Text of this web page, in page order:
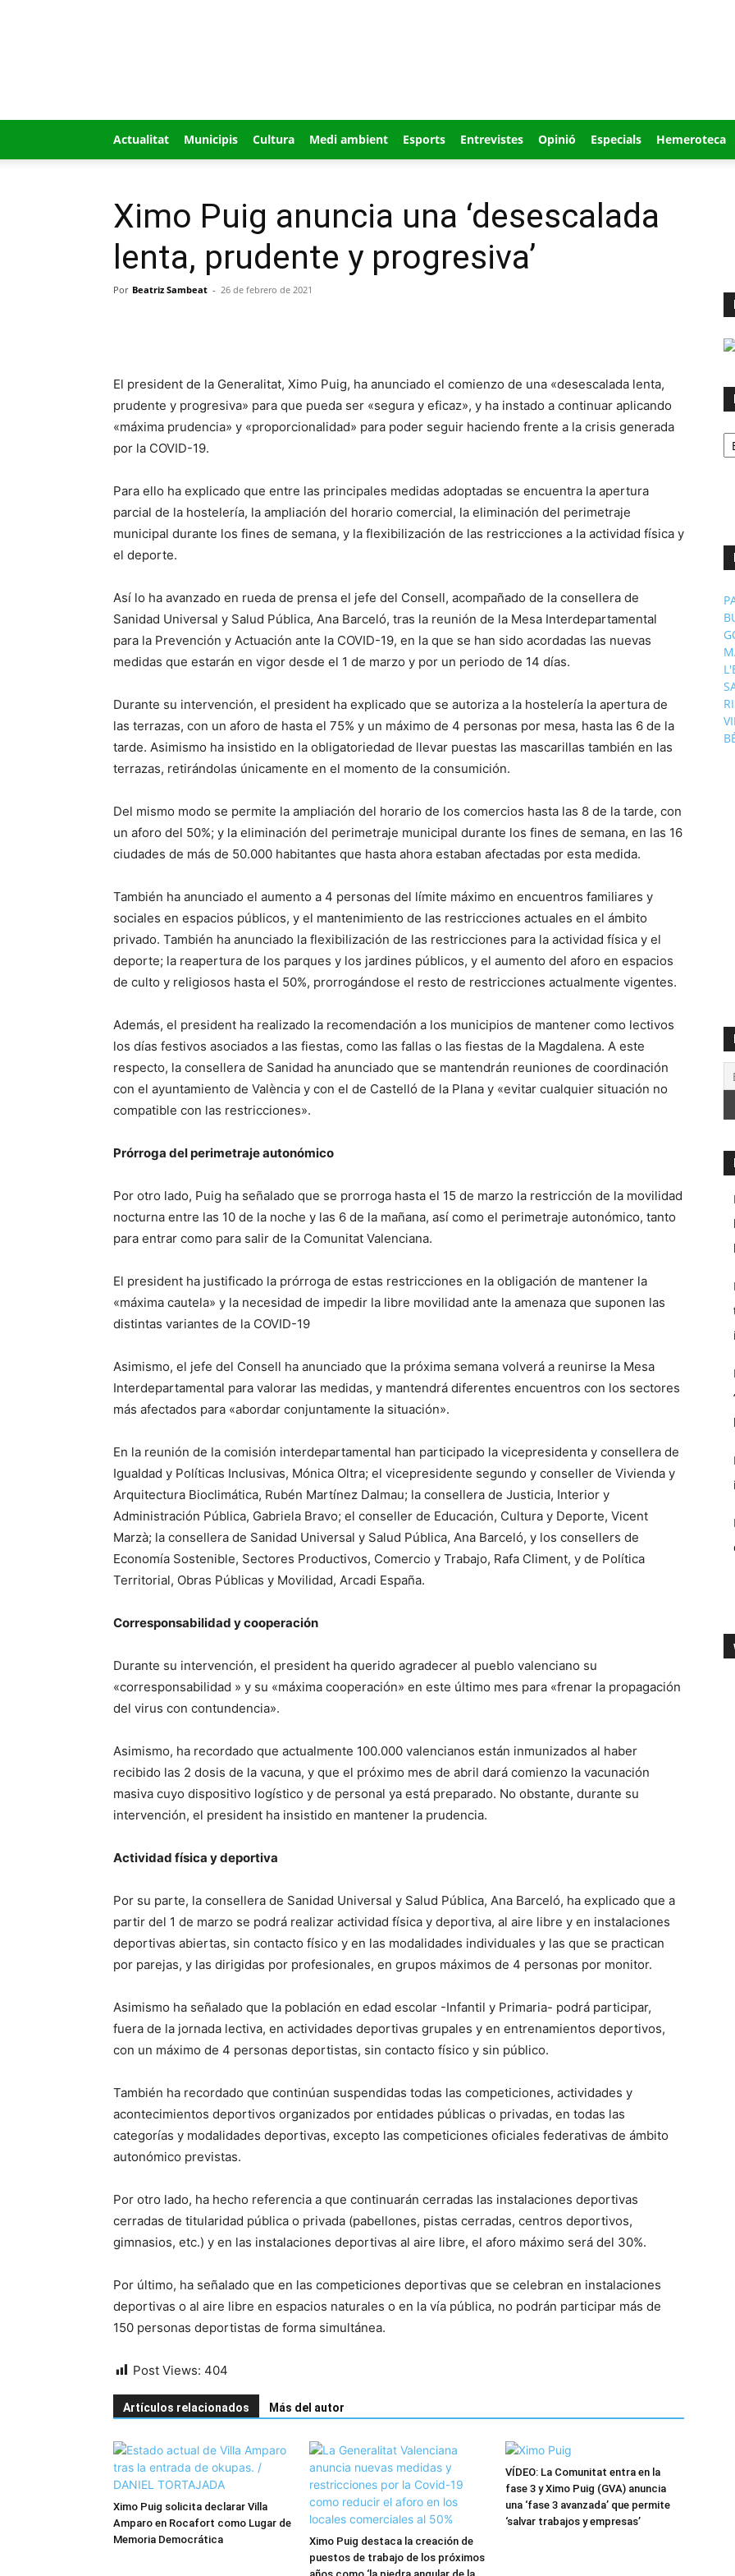
Actualitat Municipis Cultura Medi ambient Esports Entrevistes Opinió Especials Hemeroteca
Ximo Puig anuncia una ‘desescalada
lenta, prudente y progresiva’
Por Beatriz Sambeat - 26 de febrero de 2021
El president de la Generalitat, Ximo Puig, ha anunciado el comienzo de una «desescalada lenta,
prudente y progresiva» para que pueda ser «segura y eficaz», y ha instado a continuar aplicando
«máxima prudencia» y «proporcionalidad» para poder seguir haciendo frente a la crisis generada
por la COVID-19.
Para ello ha explicado que entre las principales medidas adoptadas se encuentra la apertura
parcial de la hostelería, la ampliación del horario comercial, la eliminación del perimetraje
municipal durante los fines de semana, y la flexibilización de las restricciones a la actividad física y
el deporte.
Así lo ha avanzado en rueda de prensa el jefe del Consell, acompañado de la consellera de
Sanidad Universal y Salud Pública, Ana Barceló, tras la reunión de la Mesa Interdepartamental
para la Prevención y Actuación ante la COVID-19, en la que se han sido acordadas las nuevas
medidas que estarán en vigor desde el 1 de marzo y por un periodo de 14 días.
Durante su intervención, el president ha explicado que se autoriza a la hostelería la apertura de
las terrazas, con un aforo de hasta el 75% y un máximo de 4 personas por mesa, hasta las 6 de la
tarde. Asimismo ha insistido en la obligatoriedad de llevar puestas las mascarillas también en las
terrazas, retirándolas únicamente en el momento de la consumición.
Del mismo modo se permite la ampliación del horario de los comercios hasta las 8 de la tarde, con
un aforo del 50%; y la eliminación del perimetraje municipal durante los fines de semana, en las 16
ciudades de más de 50.000 habitantes que hasta ahora estaban afectadas por esta medida.
También ha anunciado el aumento a 4 personas del límite máximo en encuentros familiares y
sociales en espacios públicos, y el mantenimiento de las restricciones actuales en el ámbito
privado. También ha anunciado la flexibilización de las restricciones para la actividad física y el
deporte; la reapertura de los parques y los jardines públicos, y el aumento del aforo en espacios
de culto y religiosos hasta el 50%, prorrogándose el resto de restricciones actualmente vigentes.
Además, el president ha realizado la recomendación a los municipios de mantener como lectivos
los días festivos asociados a las fiestas, como las fallas o las fiestas de la Magdalena. A este
respecto, la consellera de Sanidad ha anunciado que se mantendrán reuniones de coordinación
con el ayuntamiento de València y con el de Castelló de la Plana y «evitar cualquier situación no
compatible con las restricciones».
Prórroga del perimetraje autonómico
Por otro lado, Puig ha señalado que se prorroga hasta el 15 de marzo la restricción de la movilidad
nocturna entre las 10 de la noche y las 6 de la mañana, así como el perimetraje autonómico, tanto
para entrar como para salir de la Comunitat Valenciana.
El president ha justificado la prórroga de estas restricciones en la obligación de mantener la
«máxima cautela» y la necesidad de impedir la libre movilidad ante la amenaza que suponen las
distintas variantes de la COVID-19
Asimismo, el jefe del Consell ha anunciado que la próxima semana volverá a reunirse la Mesa
Interdepartamental para valorar las medidas, y mantendrá diferentes encuentros con los sectores
más afectados para «abordar conjuntamente la situación».
En la reunión de la comisión interdepartamental han participado la vicepresidenta y consellera de
Igualdad y Políticas Inclusivas, Mónica Oltra; el vicepresidente segundo y conseller de Vivienda y
Arquitectura Bioclimática, Rubén Martínez Dalmau; la consellera de Justicia, Interior y
Administración Pública, Gabriela Bravo; el conseller de Educación, Cultura y Deporte, Vicent
Marzà; la consellera de Sanidad Universal y Salud Pública, Ana Barceló, y los consellers de
Economía Sostenible, Sectores Productivos, Comercio y Trabajo, Rafa Climent, y de Política
Territorial, Obras Públicas y Movilidad, Arcadi España.
Corresponsabilidad y cooperación
Durante su intervención, el president ha querido agradecer al pueblo valenciano su
«corresponsabilidad » y su «máxima cooperación» en este último mes para «frenar la propagación
del virus con contundencia».
Asimismo, ha recordado que actualmente 100.000 valencianos están inmunizados al haber
recibido las 2 dosis de la vacuna, y que el próximo mes de abril dará comienzo la vacunación
masiva cuyo dispositivo logístico y de personal ya está preparado. No obstante, durante su
intervención, el president ha insistido en mantener la prudencia.
Actividad física y deportiva
Por su parte, la consellera de Sanidad Universal y Salud Pública, Ana Barceló, ha explicado que a
partir del 1 de marzo se podrá realizar actividad física y deportiva, al aire libre y en instalaciones
deportivas abiertas, sin contacto físico y en las modalidades individuales y las que se practican
por parejas, y las dirigidas por profesionales, en grupos máximos de 4 personas por monitor.
Asimismo ha señalado que la población en edad escolar -Infantil y Primaria- podrá participar,
fuera de la jornada lectiva, en actividades deportivas grupales y en entrenamientos deportivos,
con un máximo de 4 personas deportistas, sin contacto físico y sin público.
También ha recordado que continúan suspendidas todas las competiciones, actividades y
acontecimientos deportivos organizados por entidades públicas o privadas, en todas las
categorías y modalidades deportivas, excepto las competiciones oficiales federativas de ámbito
autonómico previstas.
Por otro lado, ha hecho referencia a que continuarán cerradas las instalaciones deportivas
cerradas de titularidad pública o privada (pabellones, pistas cerradas, centros deportivos,
gimnasios, etc.) y en las instalaciones deportivas al aire libre, el aforo máximo será del 30%.
Por último, ha señalado que en las competiciones deportivas que se celebran en instalaciones
deportivas o al aire libre en espacios naturales o en la vía pública, no podrán participar más de
150 personas deportistas de forma simultánea.
Post Views: 404
Artículos relacionados Más del autor
Ximo Puig solicita declarar Villa
Amparo en Rocafort como Lugar de
Memoria Democrática
Ximo Puig destaca la creación de
puestos de trabajo de los próximos
VÍDEO: La Comunitat entra en la
fase 3 y Ximo Puig (GVA) anuncia
una ‘fase 3 avanzada’ que permite
‘salvar trabajos y empresas’